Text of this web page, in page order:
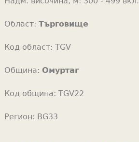
Област: Търговище
Код област: TGV
Община: Омуртаг
Код община: TGV22
Регион: BG33